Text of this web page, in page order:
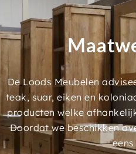
De Loods Meubelen
teak, suar, eiken en
producten welke
Doordat we beschikken